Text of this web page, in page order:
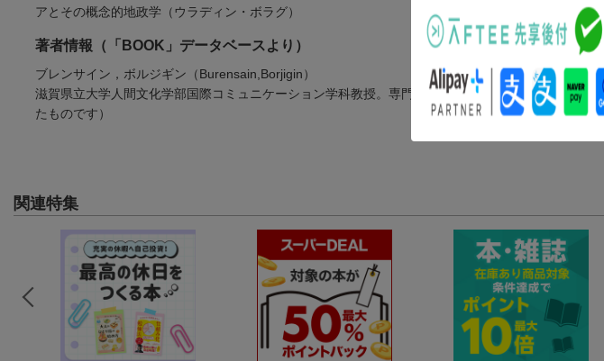
アとその概念的地政学（ウラディン・ボラグ）
著者情報（「BOOK」データベースより）
ブレンサイン，ボルジギン（Burensain,Borjigin）
滋賀県立大学人間文化学部国際コミュニケーション学科教授。専門：社会史、モンゴル近現代史（
たものです）
関連特集